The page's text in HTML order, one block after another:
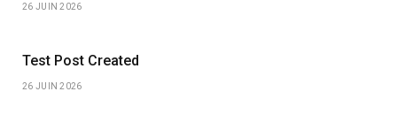
26 JUIN 2026
Test Post Created
26 JUIN 2026